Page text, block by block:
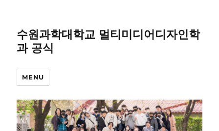
수원과학대학교 멀티미디어디자인학
과 공식
MENU